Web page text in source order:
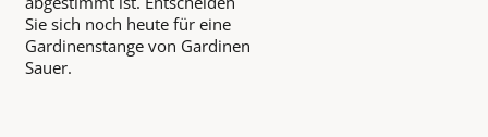
Sie sich noch heute für eine
Gardinenstange von Gardinen
Sauer.